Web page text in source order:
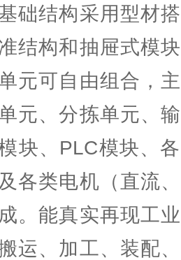
础结构采用型材
结构和抽屉式模
元可自由组合，
元、分拣单元、
块、PLC模块、
各类电机（直流
。能真实再现工
运、加工、装配